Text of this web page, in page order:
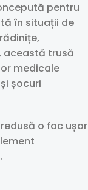
pentru
în situații de
această trusă
medicale
șocuri
o fac ușor